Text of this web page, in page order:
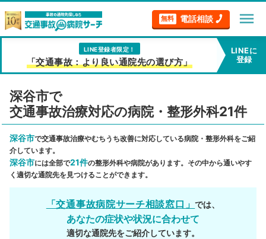
無料 電話相談 menu
LINE登録者限定！
「交通事故：より良い通院先の選び方」
LINEに
登録
深谷市で
交通事故治療対応の病院・整形外科21件
深谷市で交通事故治療やむちうち改善に対応している病院・整形外科をご紹
介しています。
深谷市には全部で21件の整形外科や病院があります。その中から通いやす
く適切な通院先を見つけることができます。
「交通事故病院サーチ相談窓口」では、
あなたの症状や状況に合わせて
適切な通院先をご紹介しています。